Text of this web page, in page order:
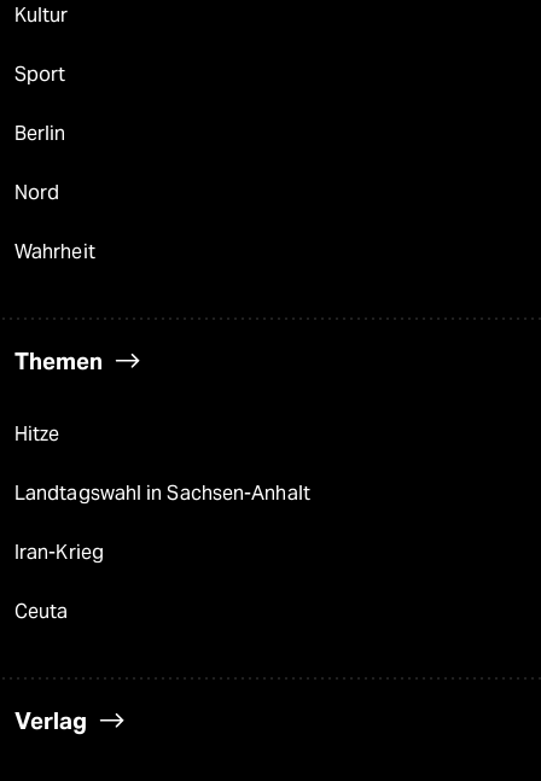
Kultur
Sport
Berlin
Nord
Wahrheit
Themen
Hitze
Landtagswahl in Sachsen-Anhalt
Iran-Krieg
Ceuta
Verlag